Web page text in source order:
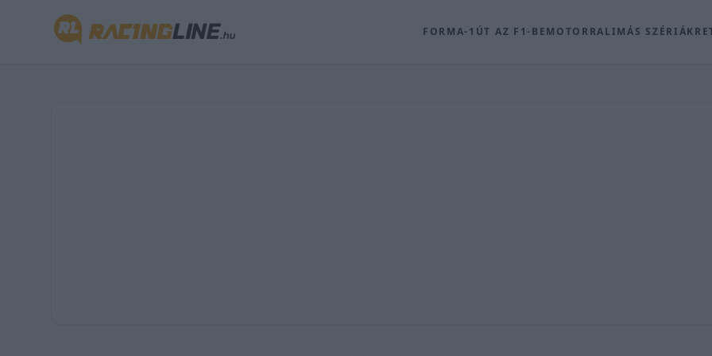
FORMA-1 ÚT AZ F1-BEMOTORRALIMÁS SZÉRIÁK